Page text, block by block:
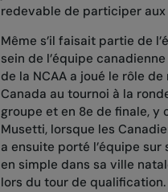
redevable de participer
Même s’il faisait partie de
sein de l’équipe
de la NCAA a joué le rôle
Canada au tournoi à la
groupe et en 8e de finale, y
Musetti, lorsque les
a ensuite porté l’équipe
en simple dans sa ville
lors du tour de qualification.